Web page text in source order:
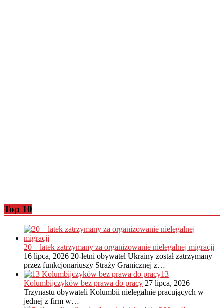
Top 10
20 – latek zatrzymany za organizowanie nielegalnej migracji
16 lipca, 2026 20-letni obywatel Ukrainy został zatrzymany
przez funkcjonariuszy Straży Granicznej z…
13
Kolumbijczyków bez prawa do pracy 27 lipca, 2026
Trzynastu obywateli Kolumbii nielegalnie pracujących w
jednej z firm w…